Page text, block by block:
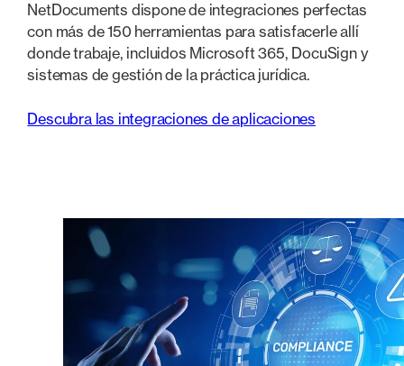
NetDocuments dispone de integraciones perfectas
con más de 150 herramientas para satisfacerle allí
donde trabaje, incluidos Microsoft 365, DocuSign y
sistemas de gestión de la práctica jurídica.
Descubra las integraciones de aplicaciones